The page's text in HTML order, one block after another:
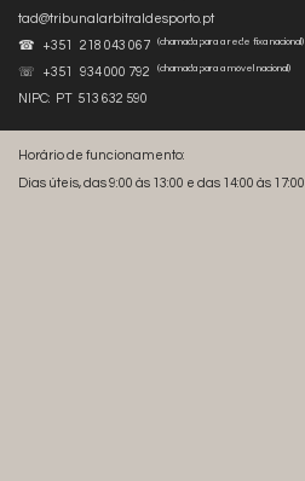
tad@tribunalarbitraldesporto.pt
☎ +351 218 043 067
(chamada para a rede fixa nacional)
☏ +351 934 000 792 (chamada para a móvel nacional)
NIPC: PT 513 632 590
Horário de funcionamento:
Dias úteis, das 9:00 às 13:00 e das 14:00 às 17:00